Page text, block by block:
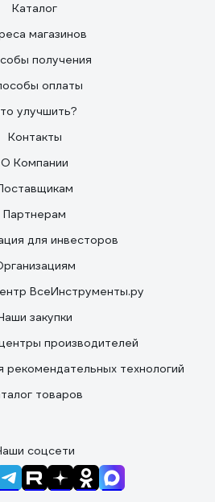
Каталог
магазинов
получения
оплаты
улучшить?
Контакты
О Компании
Партнерам
для инвесторов
ВсеИнструменты.ру
закупки
производителей
рекомендательных технологий
товаров
соцсети